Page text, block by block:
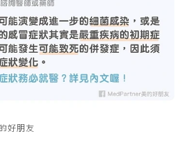
好朋友